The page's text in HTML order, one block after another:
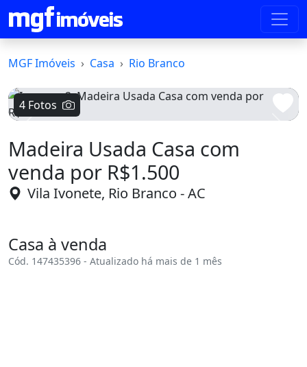
MGF Imóveis Casa Rio Branco
4 Fotos
Madeira Usada Casa com
venda por R$1.500
Vila Ivonete, Rio Branco - AC
Casa à venda
Cód. 147435396 - Atualizado há mais de 1 mês